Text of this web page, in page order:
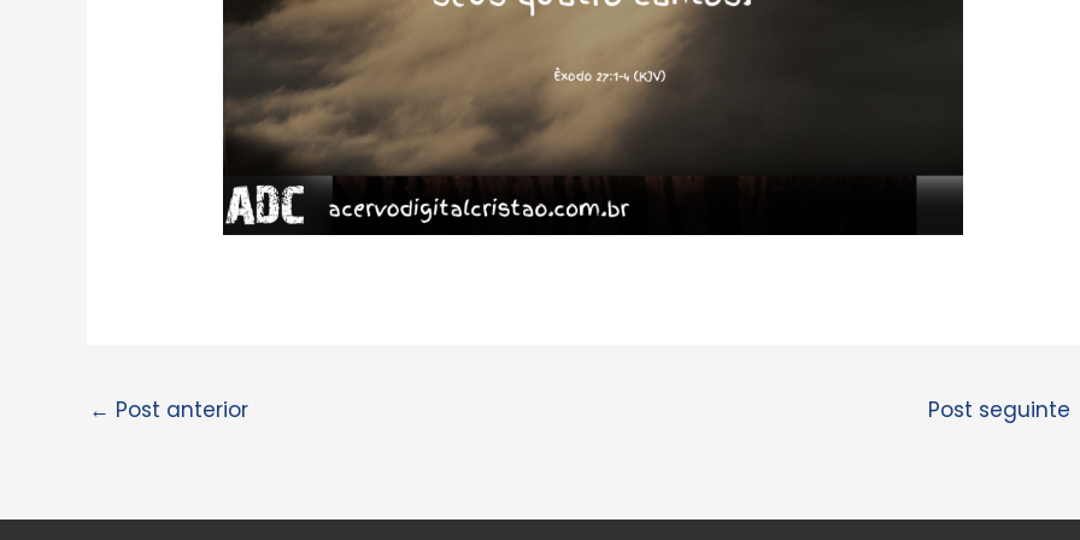
← Post anterior Post seguinte